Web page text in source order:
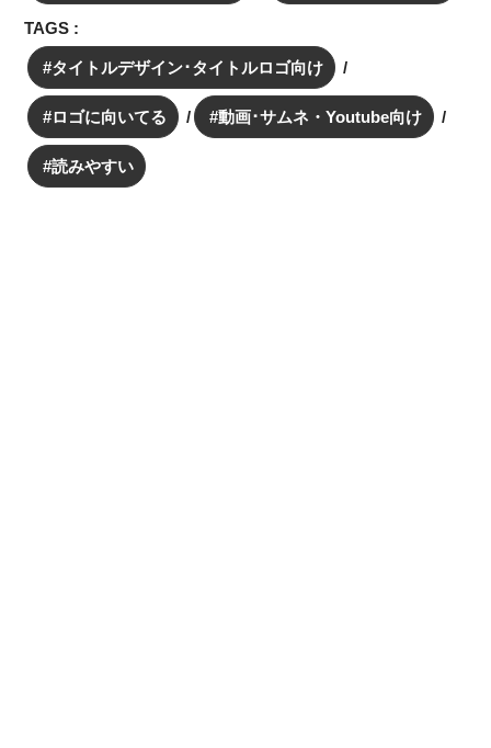
TAGS :
タイトルデザイン･タイトルロゴ向け
ロゴに向いてる 動画･サムネ・Youtube向け
読みやすい